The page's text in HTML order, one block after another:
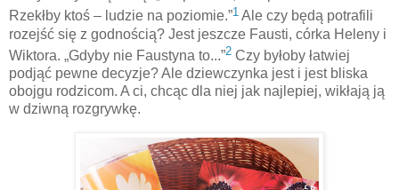
Rzekłby ktoś – ludzie na poziomie.”1 Ale czy będą potrafili
rozejść się z godnością? Jest jeszcze Fausti, córka Heleny i
Wiktora. „Gdyby nie Faustyna to...”2 Czy byłoby łatwiej
podjąć pewne decyzje? Ale dziewczynka jest i jest bliska
obojgu rodzicom. A ci, chcąc dla niej jak najlepiej, wikłają ją
w dziwną rozgrywkę.